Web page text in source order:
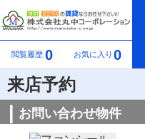
閲覧履歴 0 お気に入り 0
来店予約
お問い合わせ物件